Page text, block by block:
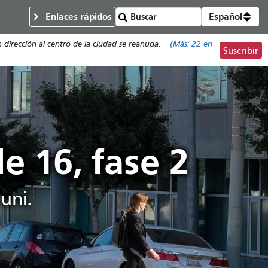
Enlaces rápidos Español
dirección al centro de la ciudad se reanuda. (Más: 22 en
Suscribir
16, fase 2